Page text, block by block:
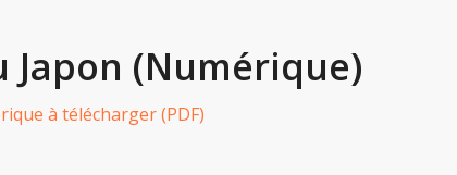
(Numérique)
à télécharger (PDF)